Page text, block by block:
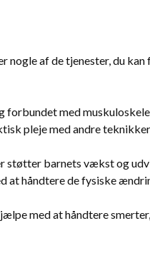
af de tjenester, du kan
forbundet med
pleje med andre
støtter barnets vækst og
håndtere de fysiske
med at håndtere